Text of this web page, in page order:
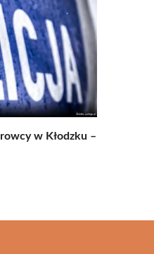
w Kłodzku –